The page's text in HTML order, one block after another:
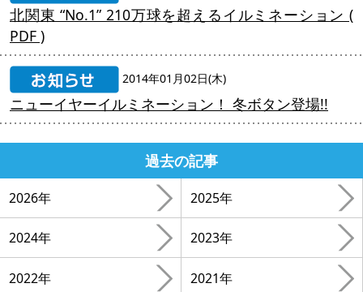
北関東 “No.1” 210万球を超えるイルミネーション (
PDF )
2014年01月02日(木)
ニューイヤーイルミネーション！ 冬ボタン登場!!
過去の記事
2026年 2025年
2024年 2023年
2022年 2021年